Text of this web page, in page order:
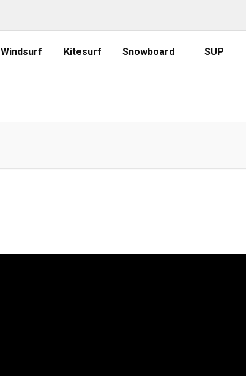
Windsurf Kitesurf Snowboard SUP